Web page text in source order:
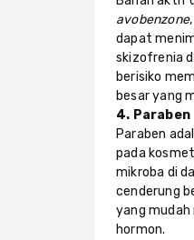
avobenzone,
dapat
skizofrenia
berisiko
besar yang
4. Paraben
Paraben
pada
mikroba di
cenderung
yang mudah
hormon.